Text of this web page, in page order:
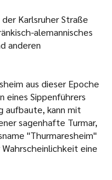
Karlsruher Straße
alemannisches
anderen
aus dieser Epoche
eines Sippenführers
aufbaute, kann mit
sagenhafte Turmar,
"Thurmaresheim"
eine